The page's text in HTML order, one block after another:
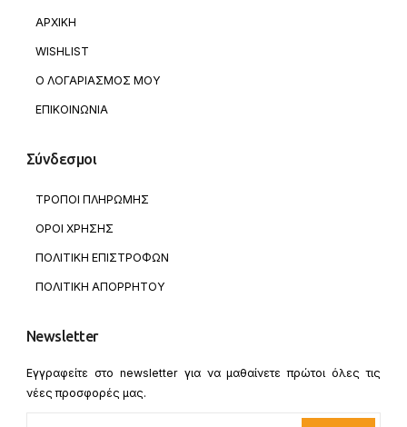
ΑΡΧΙΚΗ
WISHLIST
Ο ΛΟΓΑΡΙΑΣΜΟΣ ΜΟΥ
ΕΠΙΚΟΙΝΩΝΙΑ
Σύνδεσμοι
ΤΡΟΠΟΙ ΠΛΗΡΩΜΗΣ
ΟΡΟΙ ΧΡΗΣΗΣ
ΠΟΛΙΤΙΚΗ ΕΠΙΣΤΡΟΦΩΝ
ΠΟΛΙΤΙΚΗ ΑΠΟΡΡΗΤΟΥ
Newsletter
Εγγραφείτε στο newsletter για να μαθαίνετε πρώτοι όλες τις
νέες προσφορές μας.